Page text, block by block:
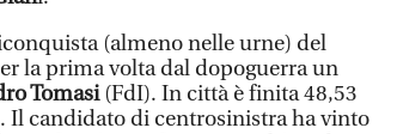
(almeno nelle urne) del
la prima volta dal dopoguerra un
Tomasi(FdI). In città è finita 48,53
Il candidato di centrosinistra ha vinto